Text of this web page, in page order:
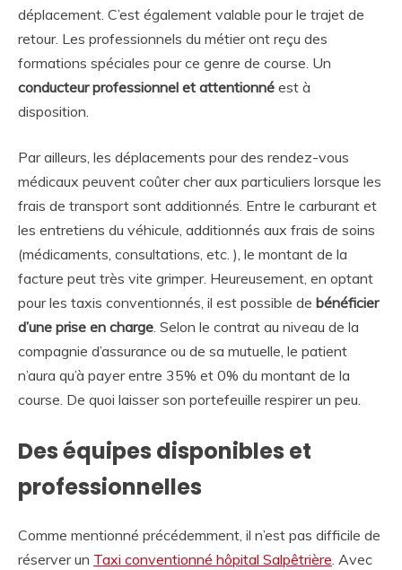
déplacement. C’est également valable pour le trajet de
retour. Les professionnels du métier ont reçu des
formations spéciales pour ce genre de course. Un
conducteur professionnel et attentionné est à
disposition.
Par ailleurs, les déplacements pour des rendez-vous
médicaux peuvent coûter cher aux particuliers lorsque les
frais de transport sont additionnés. Entre le carburant et
les entretiens du véhicule, additionnés aux frais de soins
(médicaments, consultations, etc. ), le montant de la
facture peut très vite grimper. Heureusement, en optant
pour les taxis conventionnés, il est possible de bénéficier
d’une prise en charge . Selon le contrat au niveau de la
compagnie d’assurance ou de sa mutuelle, le patient
n’aura qu’à payer entre 35% et 0% du montant de la
course. De quoi laisser son portefeuille respirer un peu.
Des équipes disponibles et
professionnelles
Comme mentionné précédemment, il n’est pas difficile de
réserver un Taxi conventionné hôpital Salpêtrière . Avec